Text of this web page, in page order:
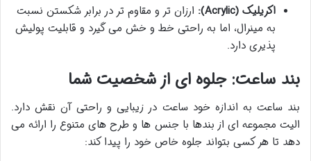
اکریلیک (Acrylic):
ارزان تر و مقاوم تر در برابر شکستن نسبت
به مینرال، اما به راحتی خط و خش می گیرد و قابلیت پولیش
پذیری دارد.
بند ساعت: جلوه ای از شخصیت شما
بند ساعت به اندازه خود ساعت در زیبایی و راحتی آن نقش دارد.
الیت مجموعه ای از بندها با جنس ها و طرح های متنوع را ارائه می
دهد تا هر کسی بتواند جلوه خاص خود را پیدا کند: